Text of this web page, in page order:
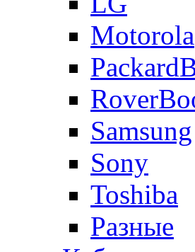
Motorola
Samsung
Sony
Toshiba
Разные